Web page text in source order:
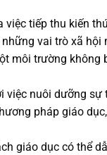
việc tiếp thu kiến
vai trò xã hội
môi trường không
việc nuôi dưỡng sự
pháp giáo
giáo dục có thể